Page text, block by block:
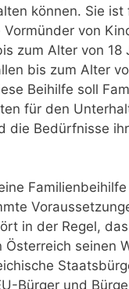
können. Sie ist
von
zum Alter von 18
bis zum Alter
Beihilfe soll
für den
die Bedürfnisse
in der Regel,
Österreich seinen
Bürger und